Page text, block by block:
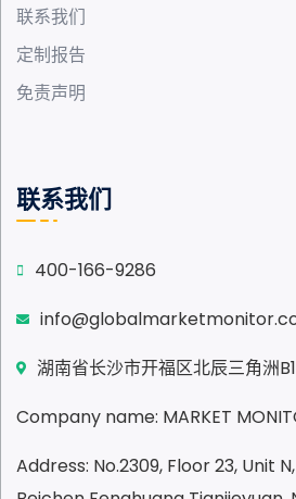
联系我们
定制报告
免责声明
联系我们
400-166-9286
湖南省长沙市开福区北辰三角洲
Company name: MARKET
Address: No.2309, Floor 23, Unit N,